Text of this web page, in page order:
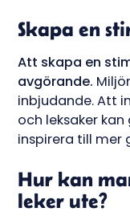
Skapa en
Att skapa en
avgörande.
inbjudande. Att
och leksaker
inspirera till mer
Hur kan
leker ute?